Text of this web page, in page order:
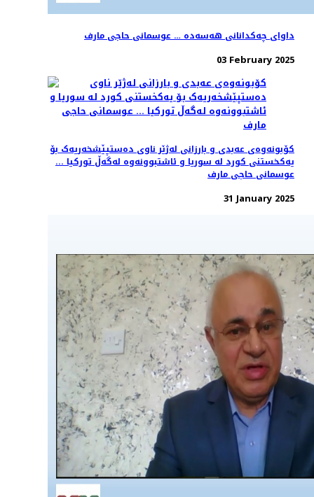
داوای چەکدانانی هەسەدە … عوسمانی حاجی مارف
03 February 2025
کۆبونەوەی عەبدی و بارزانی لەژێر ناوی دەستپێشخەریەک بۆ
یەکخستنی کورد لە سوریا و ئاشتبوونەوە لەگەڵ تورکیا ...
عوسمانی حاجی مارف
31 January 2025